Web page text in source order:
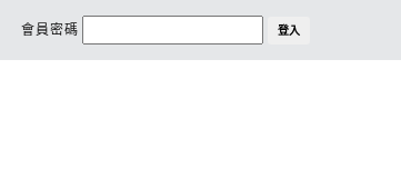
會員密碼 登入